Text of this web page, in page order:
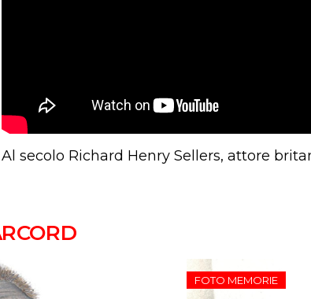
Al secolo Richard Henry Sellers, attore
FOTO MEMORIE